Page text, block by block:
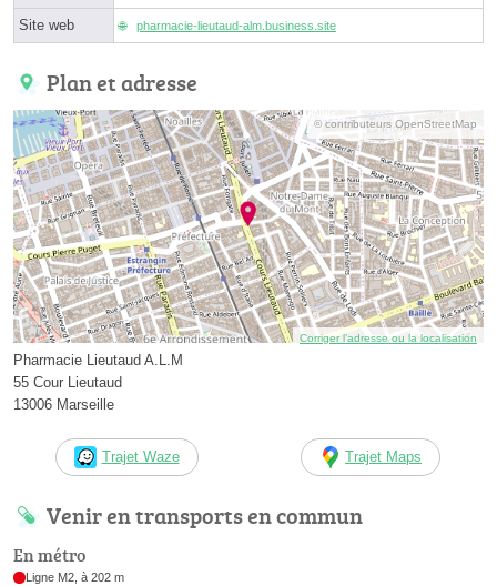
Site web pharmacie-lieutaud-alm.business.site
Plan et adresse
© contributeurs OpenStreetMap
Corriger l’adresse ou la localisation
Pharmacie Lieutaud A.L.M
55 Cour Lieutaud
13006 Marseille
Trajet Waze Trajet Maps
Venir en transports en commun
En métro
Ligne M2, à 202 m